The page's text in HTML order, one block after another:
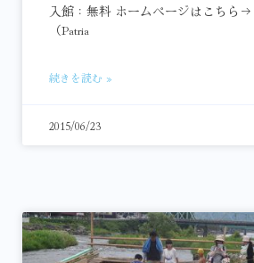
入館：無料 ホームページはこちら
（Patria
続きを読む »
2015/06/23